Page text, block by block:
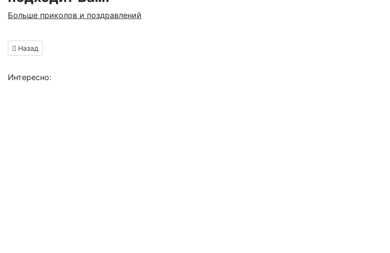
Больше приколов и поздравлений
Предыдущий материал: поздравить с днем РВСН
Назад
Интересно: